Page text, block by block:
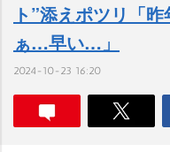
ト”添えポツリ「
ぁ…早い…」
2024-10-23 16:20